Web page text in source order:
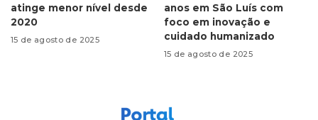
atinge menor nível desde
2020
15 de agosto de 2025
anos em São Luís com
foco em inovação e
cuidado humanizado
15 de agosto de 2025